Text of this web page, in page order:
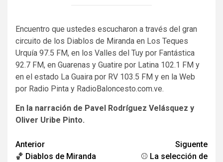
Encuentro que ustedes escucharon a través del gran
circuito de los Diablos de Miranda en Los Teques
Urquía 97.5 FM, en los Valles del Tuy por Fantástica
92.7 FM, en Guarenas y Guatire por Latina 102.1 FM y
en el estado La Guaira por RV 103.5 FM y en la Web
por Radio Pinta y RadioBaloncesto.com.ve.
En la narración de Pavel Rodríguez Velásquez y
Oliver Uribe Pinto.
Navegación
Anterior
🏀 Diablos de Miranda
Siguente
⚾ La selección de